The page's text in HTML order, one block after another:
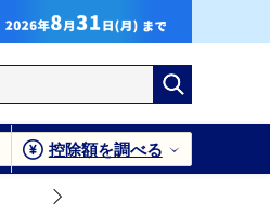
控除額を調べる